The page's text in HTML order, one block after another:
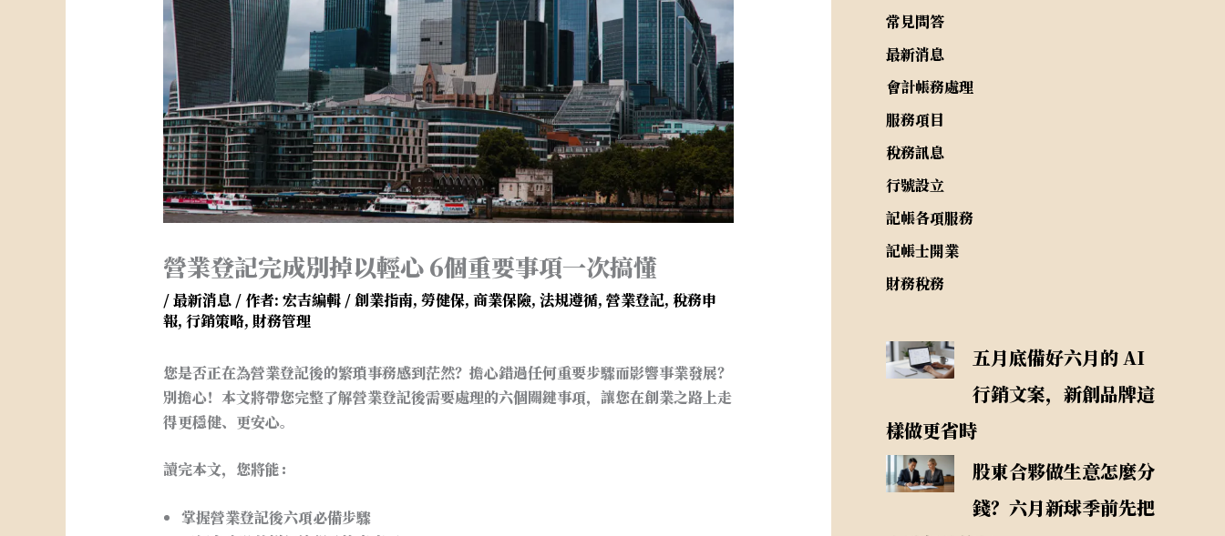
營業登記完成別掉以輕心 6個重要事項一次搞懂
/最新消息/ 作者: 宏吉編輯 /創業指南, 勞健保, 商業保險, 法規遵循, 營業登記, 稅務申
報, 行銷策略, 財務管理
您是否正在為營業登記後的繁瑣事務感到茫然？擔心錯過任何重要步驟而影響事業發展？
別擔心！本文將帶您完整了解營業登記後需要處理的六個關鍵事項，讓您在創業之路上走
得更穩健、更安心。
讀完本文，您將能：
掌握營業登記後六項必備步驟
常見問答
最新消息
會計帳務處理
服務項目
稅務訊息
行號設立
記帳各項服務
記帳士開業
財務稅務
五月底備好六月的 AI
行銷文案，新創品牌這
樣做更省時
股東合夥做生意怎麼分
錢？六月新球季前先把